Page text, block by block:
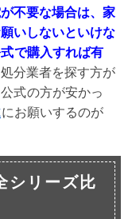
不要な場合は、家
いしないといけな
で購入すれば有
分業者を探す方が
式の方が安かっ
にお願いするのが
シリーズ比